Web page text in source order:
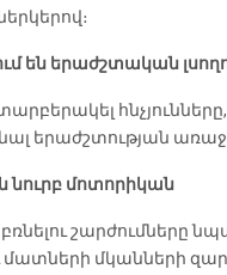
են երաժշտական
երաժշտության
նուրբ մոտորիկան
բռնելու շարժումները
մատների մկանների